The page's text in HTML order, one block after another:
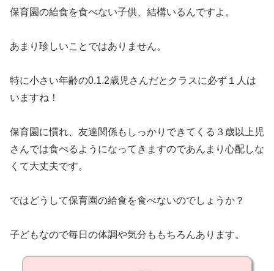
保育園の給食を食べない子供、結構いるんですよ。
あまり珍しいことではありません。
特に小さい年齢の0.1.2歳児さんだとクラスに必ず１人は
いますね！
保育園に慣れ、友達関係もしっかりできてくる３歳以上児
さんでは食べるようになってきますのであんまり心配しな
くて大丈夫です。
ではどうして保育園の給食を食べないのでしょうか？
子どもなので毎日の体調や気分ももちろんあります。